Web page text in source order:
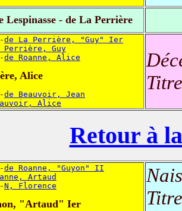
Lespinasse - de La Perrière
de La Perrière, "Guy" Ier
Perrière, Guy
de Roanne, Alice
Alice
de Beauvoir, Jean
Alice
Retour à
de Roanne, "Guyon" II
Artaud
N, Florence
"Artaud" Ier